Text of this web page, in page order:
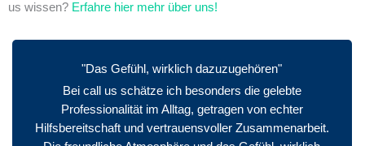
us wissen? Erfahre hier mehr über uns!
"Das Gefühl, wirklich dazuzugehören"
Bei call us schätze ich besonders die gelebte
Professionalität im Alltag, getragen von echter
Hilfsbereitschaft und vertrauensvoller Zusammenarbeit.